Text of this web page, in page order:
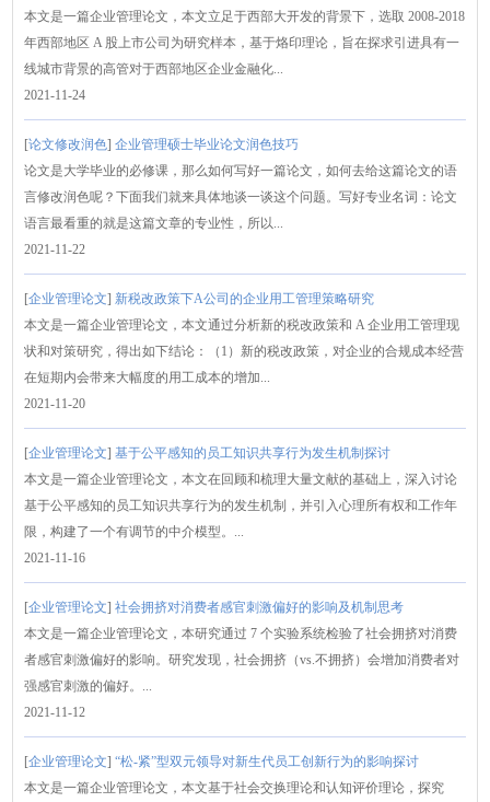
本文是一篇企业管理论文，本文立足于西部大开发的背景下，选取 2008-2018
年西部地区 A 股上市公司为研究样本，基于烙印理论，旨在探求引进具有一
线城市背景的高管对于西部地区企业金融化...
2021-11-24
[论文修改润色]企业管理硕士毕业论文润色技巧
论文是大学毕业的必修课，那么如何写好一篇论文，如何去给这篇论文的语
言修改润色呢？下面我们就来具体地谈一谈这个问题。写好专业名词：论文
语言最看重的就是这篇文章的专业性，所以...
2021-11-22
[企业管理论文] 新税改政策下A公司的企业用工管理策略研究
本文是一篇企业管理论文，本文通过分析新的税改政策和 A 企业用工管理现
状和对策研究，得出如下结论：（1）新的税改政策，对企业的合规成本经营
在短期内会带来大幅度的用工成本的增加...
2021-11-20
[企业管理论文]基于公平感知的员工知识共享行为发生机制探讨
本文是一篇企业管理论文，本文在回顾和梳理大量文献的基础上，深入讨论
基于公平感知的员工知识共享行为的发生机制，并引入心理所有权和工作年
限，构建了一个有调节的中介模型。...
2021-11-16
[企业管理论文]社会拥挤对消费者感官刺激偏好的影响及机制思考
本文是一篇企业管理论文，本研究通过 7 个实验系统检验了社会拥挤对消费
者感官刺激偏好的影响。研究发现，社会拥挤（vs.不拥挤）会增加消费者对
强感官刺激的偏好。...
2021-11-12
[企业管理论文]“松-紧”型双元领导对新生代员工创新行为的影响探讨
本文是一篇企业管理论文，本文基于社会交换理论和认知评价理论，探究